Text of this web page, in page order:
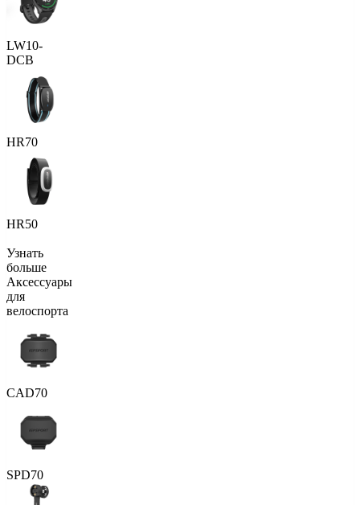
LW10-
DCB
HR70
HR50
Узнать
больше
Аксессуары
для
велоспорта
CAD70
SPD70